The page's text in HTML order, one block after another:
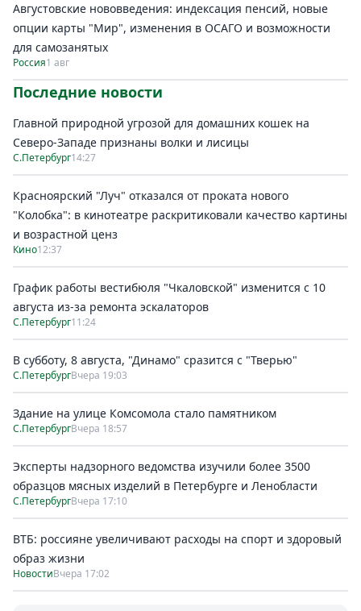
Августовские нововведения: индексация пенсий, новые
опции карты "Мир", изменения в ОСАГО и возможности
для самозанятых
Россия1 авг
Последние новости
Главной природной угрозой для домашних кошек на
Северо-Западе признаны волки и лисицы
С.Петербург14:27
Красноярский "Луч" отказался от проката нового
"Колобка": в кинотеатре раскритиковали качество картины
и возрастной ценз
Кино12:37
График работы вестибюля "Чкаловской" изменится с 10
августа из-за ремонта эскалаторов
С.Петербург11:24
В субботу, 8 августа, "Динамо" сразится с "Тверью"
С.ПетербургВчера 19:03
Здание на улице Комсомола стало памятником
С.ПетербургВчера 18:57
Эксперты надзорного ведомства изучили более 3500
образцов мясных изделий в Петербурге и Ленобласти
С.ПетербургВчера 17:10
ВТБ: россияне увеличивают расходы на спорт и здоровый
образ жизни
НовостиВчера 17:02